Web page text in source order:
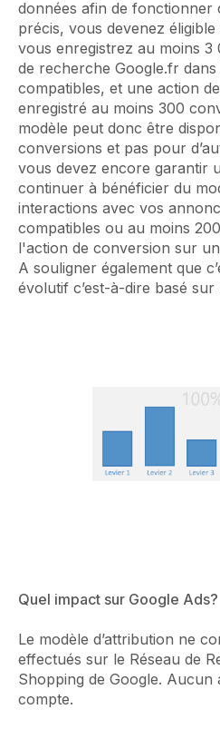
données afin de
précis, vous devenez
vous enregistrez au moins 3
de recherche Google.fr dans
compatibles, et une action
enregistré au moins 300
modèle peut donc être
conversions et pas pour
vous devez encore garantir
continuer à bénéficier du
interactions avec vos
compatibles ou au moins
l'action de conversion sur
A souligner également que
évolutif c’est-à-dire basé
Quel impact sur Google Ads?
Le modèle d’attribution ne
effectués sur le Réseau de
Shopping de Google. Aucun
compte.